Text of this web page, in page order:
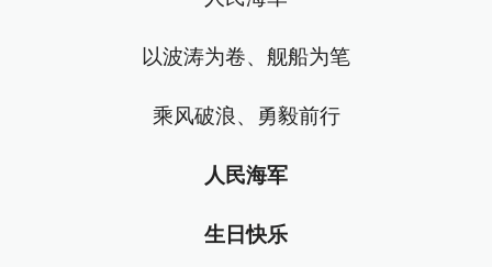
以波涛为卷、舰船为笔
乘风破浪、勇毅前行
人民海军
生日快乐